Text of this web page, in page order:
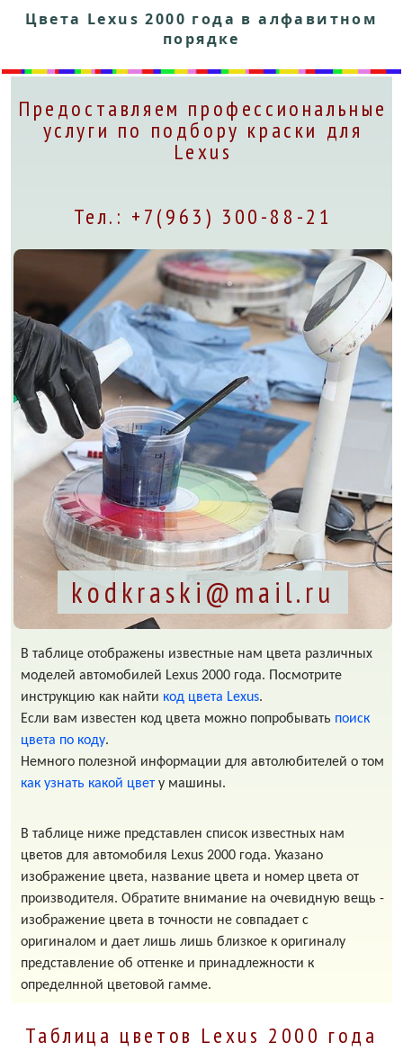
Цвета Lexus 2000 года в алфавитном
порядке
Предоставляем профессиональные
услуги по подбору краски для
Lexus
Тел.: +7(963) 300-88-21
kodkraski@mail.ru
В таблице отображены известные нам цвета различных
моделей автомобилей Lexus 2000 года. Посмотрите
инструкцию как найти код цвета Lexus.
Если вам известен код цвета можно попробывать поиск
цвета по коду.
Немного полезной информации для автолюбителей о том
как узнать какой цвету машины.
В таблице ниже представлен список известных нам
цветов для автомобиля Lexus 2000 года. Указано
изображение цвета, название цвета и номер цвета от
производителя. Обратите внимание на очевидную вещь -
изображение цвета в точности не совпадает с
оригиналом и дает лишь лишь близкое к оригиналу
представление об оттенке и принадлежности к
определнной цветовой гамме.
Таблица цветов Lexus 2000 года